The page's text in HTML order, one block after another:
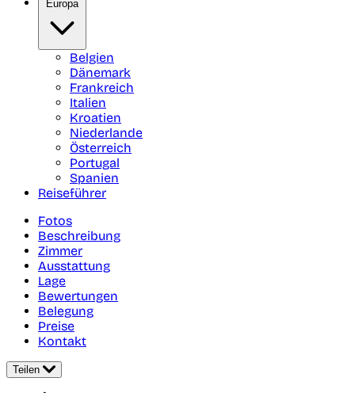
Europa
Belgien
Dänemark
Frankreich
Italien
Kroatien
Niederlande
Österreich
Portugal
Spanien
Reiseführer
Fotos
Beschreibung
Zimmer
Ausstattung
Lage
Bewertungen
Belegung
Preise
Kontakt
Teilen